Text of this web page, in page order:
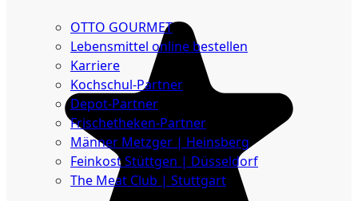
OTTO GOURMET
Lebensmittel online bestellen
Karriere
Kochschul-Partner
Depot-Partner
Frischetheken-Partner
Männer Metzger | Heinsberg
Feinkost Stüttgen | Düsseldorf
The Meat Club | Stuttgart